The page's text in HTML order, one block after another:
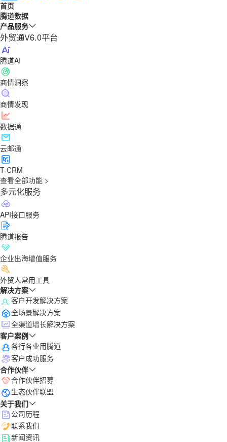
首页
腾道数据
产品服务
外贸通V6.0平台
腾道AI
商情洞察
商情发现
数据通
云邮通
T-CRM
查看全部功能 >
多元化服务
API接口服务
腾道报告
企业出海增值服务
外贸人常用工具
解决方案
客户开发解决方案
全场景解决方案
全渠道增长解决方案
客户案例
各行各业用腾道
客户成功服务
合作伙伴
合作伙伴招募
生态伙伴联盟
关于我们
公司历程
联系我们
新闻资讯